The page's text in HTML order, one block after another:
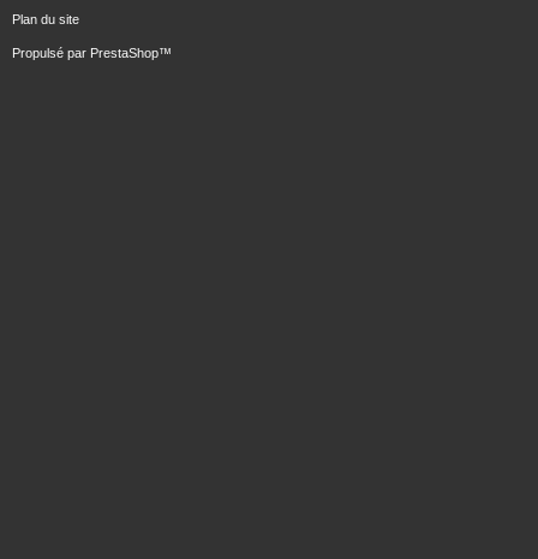
Plan du site
Propulsé par PrestaShop™